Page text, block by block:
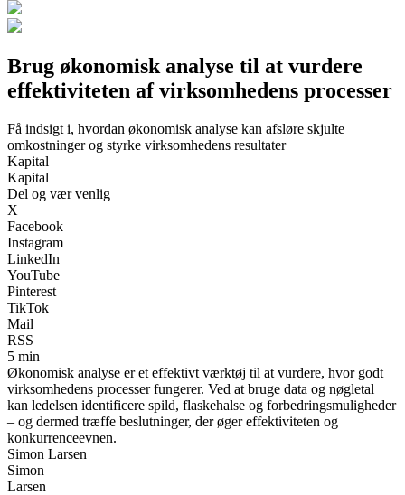
Brug økonomisk analyse til at vurdere
effektiviteten af virksomhedens processer
Få indsigt i, hvordan økonomisk analyse kan afsløre skjulte
omkostninger og styrke virksomhedens resultater
Kapital
Kapital
Del og vær venlig
X
Facebook
Instagram
LinkedIn
YouTube
Pinterest
TikTok
Mail
RSS
5 min
Økonomisk analyse er et effektivt værktøj til at vurdere, hvor godt
virksomhedens processer fungerer. Ved at bruge data og nøgletal
kan ledelsen identificere spild, flaskehalse og forbedringsmuligheder
– og dermed træffe beslutninger, der øger effektiviteten og
konkurrenceevnen.
Simon Larsen
Simon
Larsen